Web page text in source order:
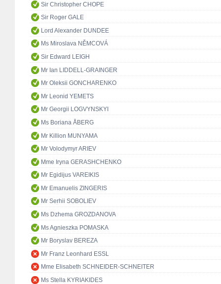
Sir Christopher CHOPE
Sir Roger GALE
Lord Alexander DUNDEE
Ms Miroslava NĚMCOVÁ
Sir Edward LEIGH
Mr Ian LIDDELL-GRAINGER
Mr Oleksii GONCHARENKO
Mr Leonid YEMETS
Mr Georgii LOGVYNSKYI
Ms Boriana ÅBERG
Mr Killion MUNYAMA
Mr Volodymyr ARIEV
Mme Iryna GERASHCHENKO
Mr Egidijus VAREIKIS
Mr Emanuelis ZINGERIS
Mr Serhii SOBOLIEV
Ms Dzhema GROZDANOVA
Ms Agnieszka POMASKA
Mr Boryslav BEREZA
Mr Franz Leonhard ESSL
Mme Elisabeth SCHNEIDER-SCHNEITER
Ms Stella KYRIAKIDES